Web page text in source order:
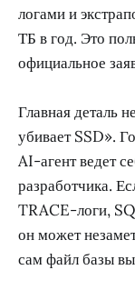
логами и
ТБ в год. Это
официальное
Главная деталь
убивает SSD».
AI-агент ведет
разработчика.
TRACE-логи,
он может
сам файл базы